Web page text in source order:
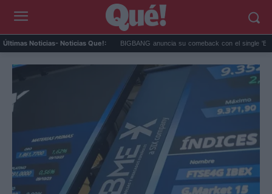
Últimas Noticias- Noticias Que!:
que van más allá de ... BIGBANG anuncia su comeback con el single 'BiiiG' ...